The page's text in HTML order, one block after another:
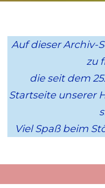
Auf dieser Archiv-
zu
die seit dem
Startseite unserer
Viel Spaß beim